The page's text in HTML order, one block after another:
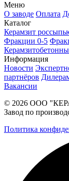
Меню
О заводе Оплата
Каталог
Керамзит
Фракции 0-5
Информация
Новости
партнёров
Вакансии
© 2026 ООО
Завод по
Политика